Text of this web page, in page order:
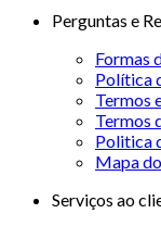
Perguntas e
Formas
Política
Termos
Termos
Politica
Mapa
Serviços ao